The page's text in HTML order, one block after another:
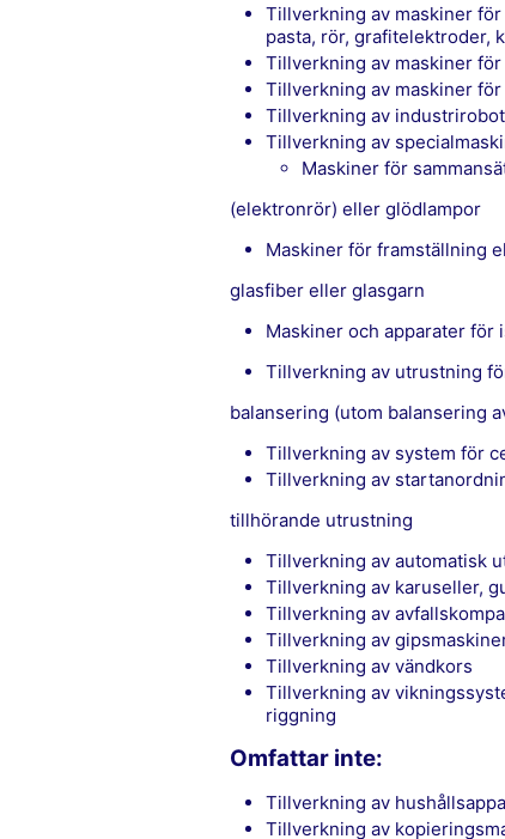
tillverkning av maskiner för att producera kakelplattor, tegelpannor, formad keramisk
pasta, rör, grafitelektroder,
tillverkning av maskiner
tillverkning av maskiner
tillverkning av
tillverkning av
maskiner för
(elektronrör) eller glödlampor
maskiner för framställning
glasfiber eller glasgarn
maskiner och apparater
tillverkning av utrustning
balansering (utom balansering
tillverkning av system för
tillverkning av
tillhörande utrustning
tillverkning av automatisk
tillverkning av karuseller,
tillverkning av
tillverkning av
tillverkning av vändkors
tillverkning av vikningssystem som används för upprullning eller utrullning av
riggning
Omfattar inte:
tillverkning av
tillverkning av